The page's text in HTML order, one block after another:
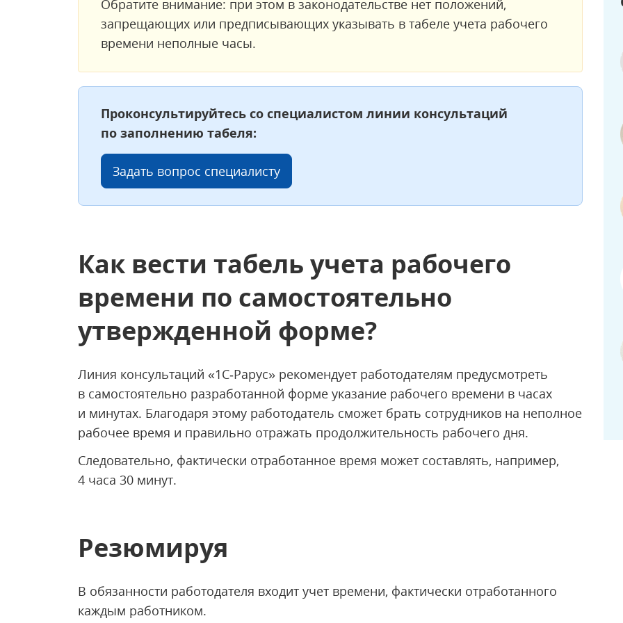
Обратите внимание: при этом в законодательстве нет положений,
запрещающих или предписывающих указывать в табеле учета рабочего
времени неполные часы.
Проконсультируйтесь со специалистом линии консультаций
по заполнению табеля:
Задать вопрос специалисту
Как вести табель учета рабочего
времени по самостоятельно
утвержденной форме?
Линия консультаций «1С‑Рарус» рекомендует работодателям предусмотреть
в самостоятельно разработанной форме указание рабочего времени в часах
и минутах. Благодаря этому работодатель сможет брать сотрудников на неполное
рабочее время и правильно отражать продолжительность рабочего дня.
Следовательно, фактически отработанное время может составлять, например,
4 часа 30 минут.
Резюмируя
В обязанности работодателя входит учет времени, фактически отработанного
каждым работником.